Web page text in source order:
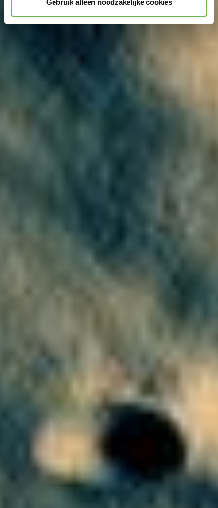
Gebruik alleen noodzakelijke cookies